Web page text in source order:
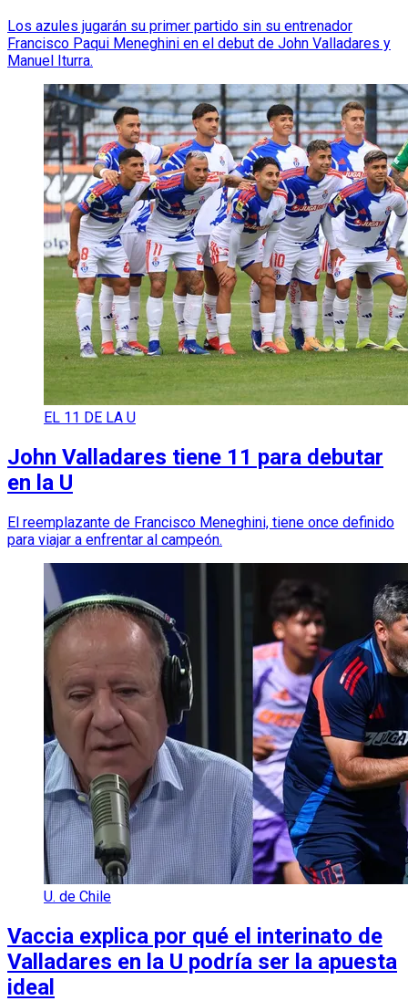
Los azules jugarán su primer partido sin su entrenador
Francisco Paqui Meneghini en el debut de John Valladares y
Manuel Iturra.
EL 11 DE LA U
John Valladares tiene 11 para debutar
en la U
El reemplazante de Francisco Meneghini, tiene once definido
para viajar a enfrentar al campeón.
U. de Chile
Vaccia explica por qué el interinato de
Valladares en la U podría ser la apuesta
ideal